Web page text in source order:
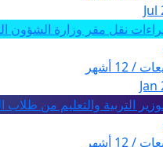
نقل مقر وزارة الشؤون
التربية والتعليم من طلاب